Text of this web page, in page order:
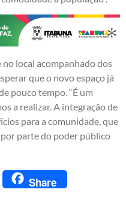
local acompanhado dos
que o novo espaço já
pouco tempo. “É um
a realizar. A integração de
para a comunidade, que
parte do poder público
PrintFriendly
Share